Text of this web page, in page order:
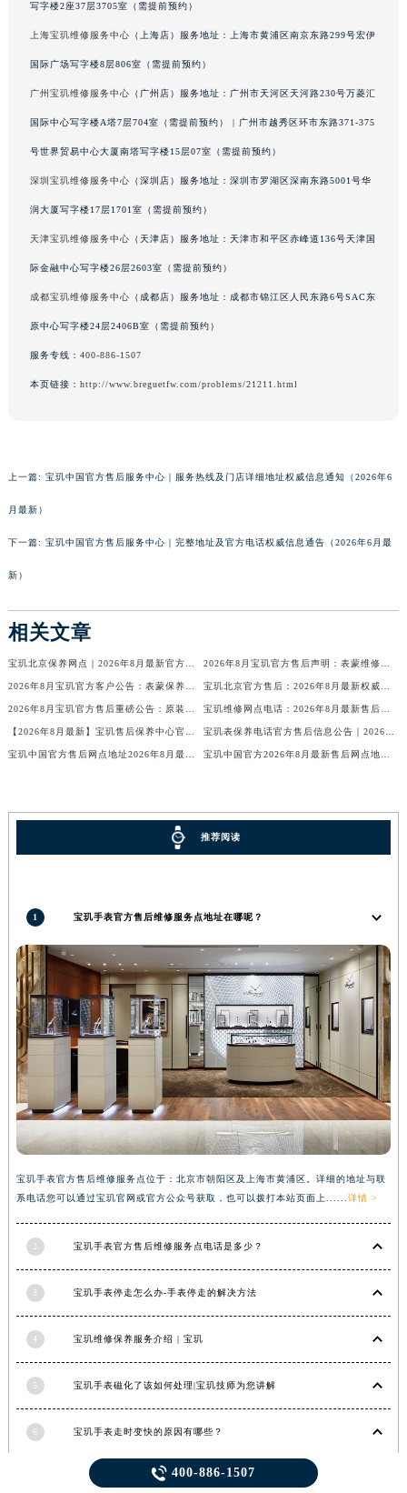
节假日正常营业！
写字楼2座37层3705室（需提前预约）
上海宝玑维修服务中心 （上海店）服务地址：上海市黄浦区南京东路299号宏伊
国际广场写字楼8层806室（需提前预约）
广州宝玑维修服务中心 （广州店）服务地址：广州市天河区天河路230号万菱汇
国际中心写字楼A塔7层704室（需提前预约） | 广州市越秀区环市东路371-375
号世界贸易中心大厦南塔写字楼15层07室（需提前预约）
深圳宝玑维修服务中心 （深圳店）服务地址：深圳市罗湖区深南东路5001号华
润大厦写字楼17层1701室（需提前预约）
天津宝玑维修服务中心 （天津店）服务地址：天津市和平区赤峰道136号天津国
际金融中心写字楼26层2603室（需提前预约）
成都宝玑维修服务中心 （成都店）服务地址：成都市锦江区人民东路6号SAC东
原中心写字楼24层2406B室（需提前预约）
服务专线： 400-886-1507
本页链接： http://www.breguetfw.com/problems/21211.html
上一篇: 宝玑中国官方售后服务中心｜服务热线及门店详细地址权威信息通知（2026年6
月最新）
下一篇: 宝玑中国官方售后服务中心｜完整地址及官方电话权威信息通告（2026年6月最
新）
相关文章
推荐阅读
1 宝玑手表官方售后维修服务点地址在哪呢？
宝玑手表官方售后维修服务点位于：北京市朝阳区及上海市黄浦区。详细的地址与联
系电话您可以通过宝玑官网或官方公众号获取，也可以拨打本站页面上...... 详情 >
2 宝玑手表官方售后维修服务点电话是多少？
3 宝玑手表停走怎么办-手表停走的解决方法
4 宝玑维修保养服务介绍 | 宝玑
5 宝玑手表磁化了该如何处理|宝玑技师为您讲解
6 宝玑手表走时变快的原因有哪些？
时光之旅：探索宝玑手表走时的秘密
 400-886-1507